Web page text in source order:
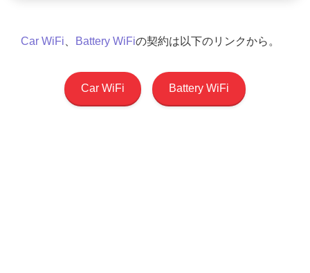
Car WiFi Battery WiFiの契約は以下のリンクから。
Car WiFi Battery WiFi